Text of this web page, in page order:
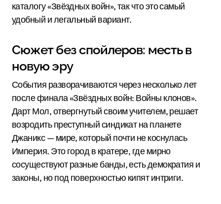
каталогу «Звёздных войн», так что это самый
удобный и легальный вариант.
Сюжет без спойлеров: месть в
новую эру
События разворачиваются через несколько лет
после финала «Звёздных войн: Войны клонов».
Дарт Мол, отвергнутый своим учителем, решает
возродить преступный синдикат на планете
Джаникс — мире, который почти не коснулась
Империя. Это город в кратере, где мирно
сосуществуют разные банды, есть демократия и
законы, но под поверхностью кипят интриги.